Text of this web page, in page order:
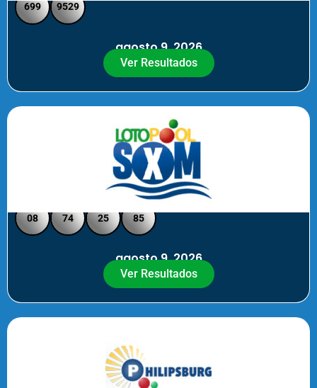
699 9529
agosto 9, 2026
Ver Resultados
Loto Pool SXM - Medio Día
08 74 25 85
agosto 9, 2026
Ver Resultados